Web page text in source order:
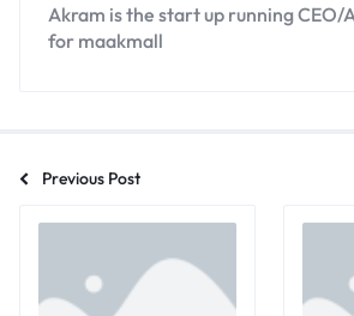
Akram is the start up running
for maakmall
Previous Post